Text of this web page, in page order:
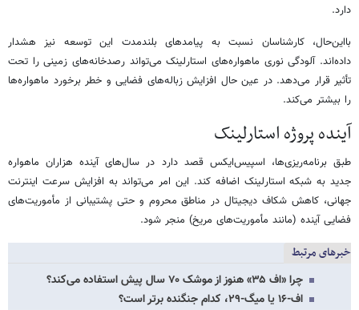
دارد.
بااین‌حال، کارشناسان نسبت به پیامدهای بلندمدت این توسعه نیز هشدار
داده‌اند. آلودگی نوری ماهواره‌های استارلینک می‌تواند رصدخانه‌های زمینی را تحت
تأثیر قرار می‌دهد. در عین حال افزایش زباله‌های فضایی و خطر برخورد ماهواره‌ها
را بیشتر می‌کند.
آینده پروژه استارلینک
طبق برنامه‌ریزی‌ها، اسپیس‌ایکس قصد دارد در سال‌های آینده هزاران ماهواره
جدید به شبکه استارلینک اضافه کند. این امر می‌تواند به افزایش سرعت اینترنت
جهانی، کاهش شکاف دیجیتال در مناطق محروم و حتی پشتیبانی از مأموریت‌های
فضایی آینده (مانند مأموریت‌های مریخ) منجر شود.
خبرهای مرتبط
چرا «اف ۳۵»‌ هنوز از موشک ۷۰ سال پیش استفاده می‌کند؟
اف-۱۶ یا میگ-۲۹، کدام جنگنده برتر است؟